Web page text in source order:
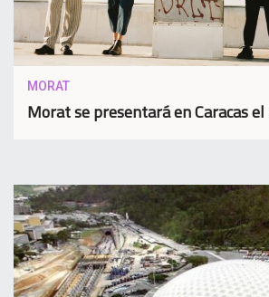
MORAT
Morat se presentará en Caracas